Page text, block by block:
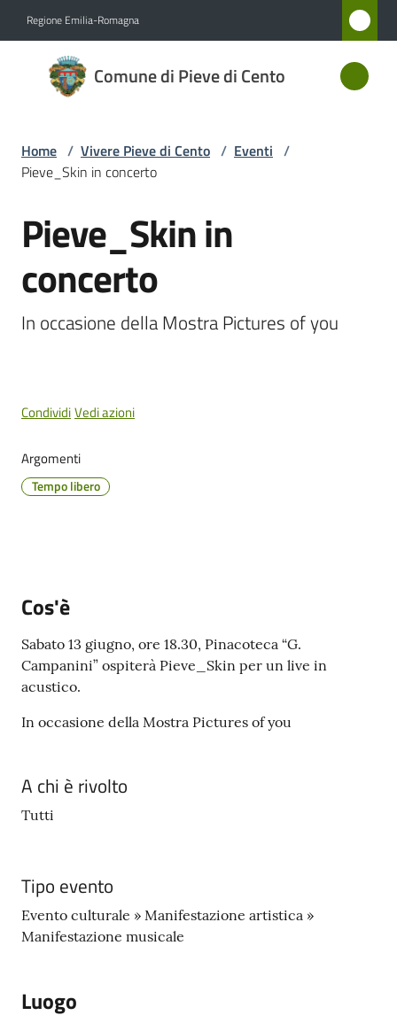
Regione Emilia-Romagna
Comune di Pieve di Cento
Comune
di Pieve
Novità
Servizi
Vivere
Menu selezionato
gli
argomenti...
su
Home / Vivere Pieve di Cento / Eventi /
Pieve_Skin in concerto
Salta al contenuto
Pieve_Skin in
concerto
In occasione della Mostra Pictures of you
CondividiVedi azioni
Argomenti
Tempo libero
Cos'è
Sabato 13 giugno, ore 18.30, Pinacoteca “G.
Campanini” ospiterà Pieve_Skin per un live in
acustico.
In occasione della Mostra Pictures of you
A chi è rivolto
Tutti
Tipo evento
Evento culturale » Manifestazione artistica »
Manifestazione musicale
Luogo